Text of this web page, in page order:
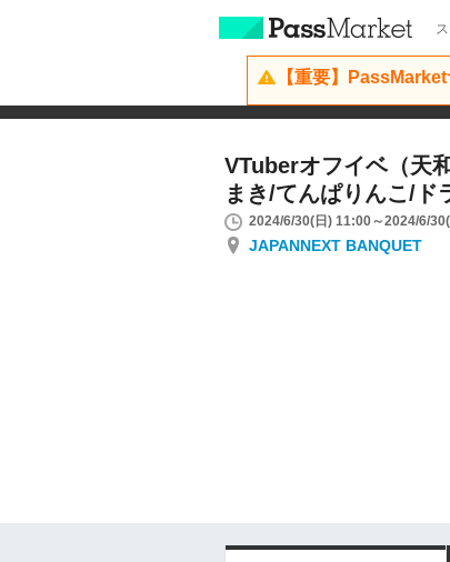
【重要】
VTuberオフイベ（天
まき/てんぱりんこ/ド
2024/6/30(日) 11:00～2024/6/
JAPANNEXT BANQUET